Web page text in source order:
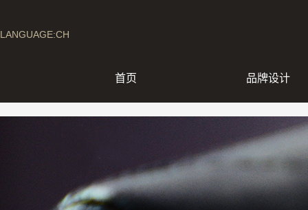
LANGUAGE:CH
首页 品牌设计